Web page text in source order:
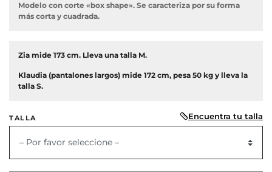
Modelo con corte «box shape». Se caracteriza por su forma
más corta y cuadrada.
Zia mide 173 cm. Lleva una talla M.
Klaudia (pantalones largos) mide 172 cm, pesa 50 kg y lleva la
talla S.
TALLA Encuentra tu talla
– Por favor seleccione –